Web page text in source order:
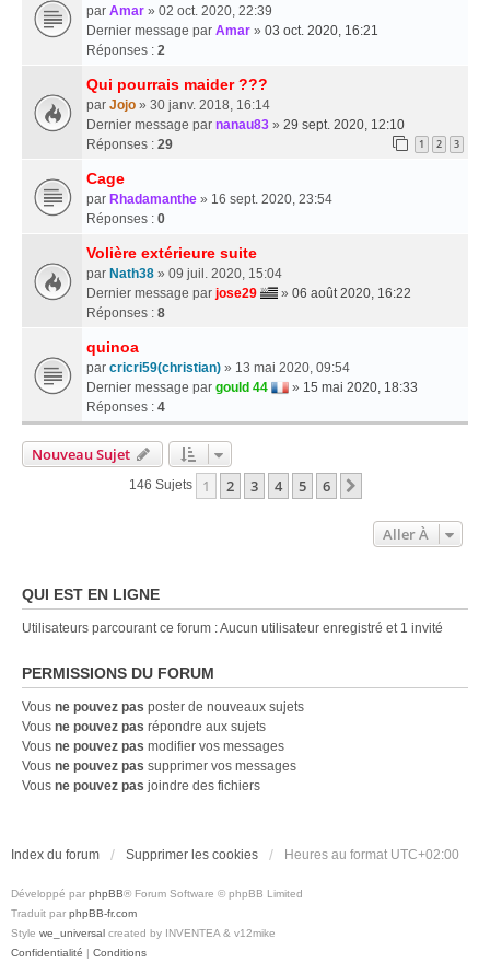
par Amar » 02 oct. 2020, 22:39
Dernier message par Amar » 03 oct. 2020, 16:21
Réponses : 2
Qui pourrais maider ???
par Jojo » 30 janv. 2018, 16:14
Dernier message par nanau83 » 29 sept. 2020, 12:10
Réponses : 29 1 2 3
Cage
par Rhadamanthe » 16 sept. 2020, 23:54
Réponses : 0
Volière extérieure suite
par Nath38 » 09 juil. 2020, 15:04
Dernier message par jose29 » 06 août 2020, 16:22
Réponses : 8
quinoa
par cricri59(christian) » 13 mai 2020, 09:54
Dernier message par gould 44 » 15 mai 2020, 18:33
Réponses : 4
Nouveau Sujet
146 Sujets 1 2 3 4 5 6
Aller À
QUI EST EN LIGNE
Utilisateurs parcourant ce forum : Aucun utilisateur enregistré et 1 invité
PERMISSIONS DU FORUM
Vous ne pouvez pas poster de nouveaux sujets
Vous ne pouvez pas répondre aux sujets
Vous ne pouvez pas modifier vos messages
Vous ne pouvez pas supprimer vos messages
Vous ne pouvez pas joindre des fichiers
Index du forum Supprimer les cookies Heures au format UTC+02:00
Développé par phpBB® Forum Software © phpBB Limited
Traduit par phpBB-fr.com
Style we_universal created by INVENTEA & v12mike
Confidentialité | Conditions